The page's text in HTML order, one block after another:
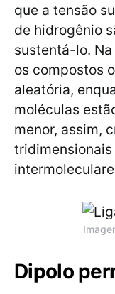
que a tensão
de hidrogênio
sustentá-lo.
os compostos
aleatória,
moléculas
menor, assim,
Dipolo